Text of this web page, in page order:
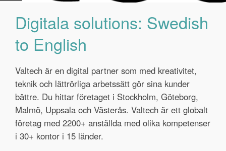
Digitala solutions: Swedish
to English
Valtech är en digital partner som med kreativitet,
teknik och lättrörliga arbetssätt gör sina kunder
bättre. Du hittar företaget i Stockholm, Göteborg,
Malmö, Uppsala och Västerås. Valtech är ett globalt
företag med 2200+ anställda med olika kompetenser
i 30+ kontor i 15 länder.